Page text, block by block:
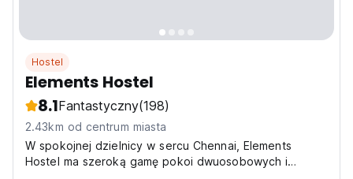
Hostel
Elements Hostel
8.1Fantastyczny(198)
2.43km od centrum miasta
W spokojnej dzielnicy w sercu Chennai, Elements
Hostel ma szeroką gamę pokoi dwuosobowych i